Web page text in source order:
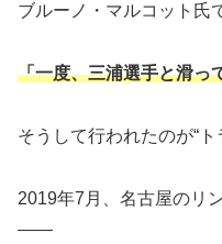
ブルーノ・マルコット氏
「一度、三浦選手と滑っ
そうして行われたのが“ト
2019年7月、名古屋のリ
――